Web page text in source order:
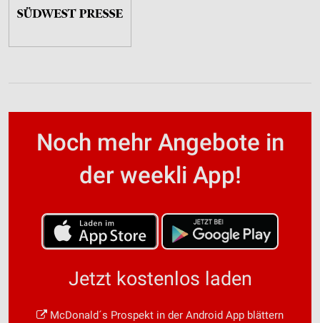
Noch mehr Angebote in
der weekli App!
Jetzt kostenlos laden
McDonald´s Prospekt in der Android App blättern